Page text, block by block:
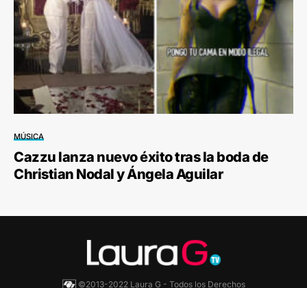
MÚSICA
Cazzu lanza nuevo éxito tras la boda de
Christian Nodal y Ángela Aguilar
©2013-2022 Laura G - Todos los Derechos